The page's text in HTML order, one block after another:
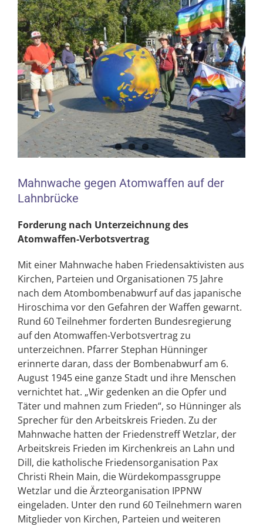
grösseres
Bild
Mahnwache gegen Atomwaffen auf der
Lahnbrücke
Forderung nach Unterzeichnung des
Atomwaffen-Verbotsvertrag
Mit einer Mahnwache haben Friedensaktivisten aus
Kirchen, Parteien und Organisationen 75 Jahre
nach dem Atombombenabwurf auf das japanische
Hiroschima vor den Gefahren der Waffen gewarnt.
Rund 60 Teilnehmer forderten Bundesregierung
auf den Atomwaffen-Verbotsvertrag zu
unterzeichnen. Pfarrer Stephan Hünninger
erinnerte daran, dass der Bombenabwurf am 6.
August 1945 eine ganze Stadt und ihre Menschen
vernichtet hat. „Wir gedenken an die Opfer und
Täter und mahnen zum Frieden“, so Hünninger als
Sprecher für den Arbeitskreis Frieden. Zu der
Mahnwache hatten der Friedenstreff Wetzlar, der
Arbeitskreis Frieden im Kirchenkreis an Lahn und
Dill, die katholische Friedensorganisation Pax
Christi Rhein Main, die Würdekompassgruppe
Wetzlar und die Ärzteorganisation IPPNW
eingeladen. Unter den rund 60 Teilnehmern waren
Mitglieder von Kirchen, Parteien und weiteren